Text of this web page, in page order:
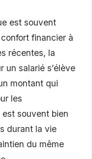
est souvent
financier à
récentes, la
un salarié s’élève
montant qui
les
souvent bien
durant la vie
du même